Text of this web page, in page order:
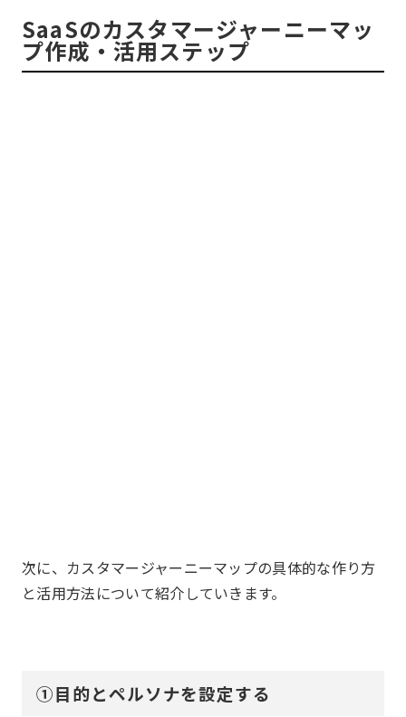
SaaSのカスタマージャーニーマッ
プ作成・活用ステップ
次に、カスタマージャーニーマップの具体的な作り方
と活用方法について紹介していきます。
①目的とペルソナを設定する